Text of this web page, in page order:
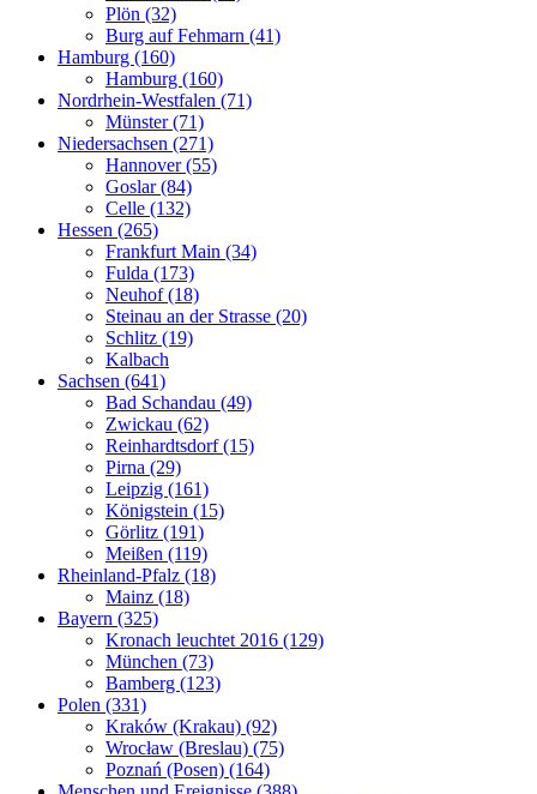
Plön (32)
Burg auf Fehmarn (41)
Hamburg (160)
Hamburg (160)
Nordrhein-Westfalen (71)
Münster (71)
Niedersachsen (271)
Hannover (55)
Goslar (84)
Celle (132)
Hessen (265)
Frankfurt Main (34)
Fulda (173)
Neuhof (18)
Steinau an der Strasse (20)
Schlitz (19)
Kalbach
Sachsen (641)
Bad Schandau (49)
Zwickau (62)
Reinhardtsdorf (15)
Pirna (29)
Leipzig (161)
Königstein (15)
Görlitz (191)
Meißen (119)
Rheinland-Pfalz (18)
Mainz (18)
Bayern (325)
Kronach leuchtet 2016 (129)
München (73)
Bamberg (123)
Polen (331)
Kraków (Krakau) (92)
Wrocław (Breslau) (75)
Poznań (Posen) (164)